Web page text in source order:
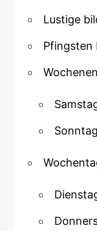
Lustige
Pfingsten
Sonntag